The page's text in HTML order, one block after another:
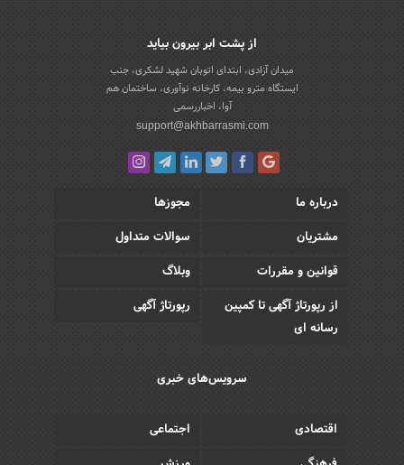
از پشت ابر بیرون بیاید
میدان آزادی، ابتدای اتوبان شهید لشکری، جنب
ایستگاه مترو بیمه، کارخانه نوآوری، ساختمان هم
آوا، اخباررسمی
support@akhbarrasmi.com
درباره ما
مجوزها
مشتریان
سوالات متداول
قوانین و مقررات
وبلاگ
از رپورتاژ آگهی تا کمپین
رسانه ای
رپورتاژ آگهی
سرویس‌های خبری
اقتصادی
اجتماعی